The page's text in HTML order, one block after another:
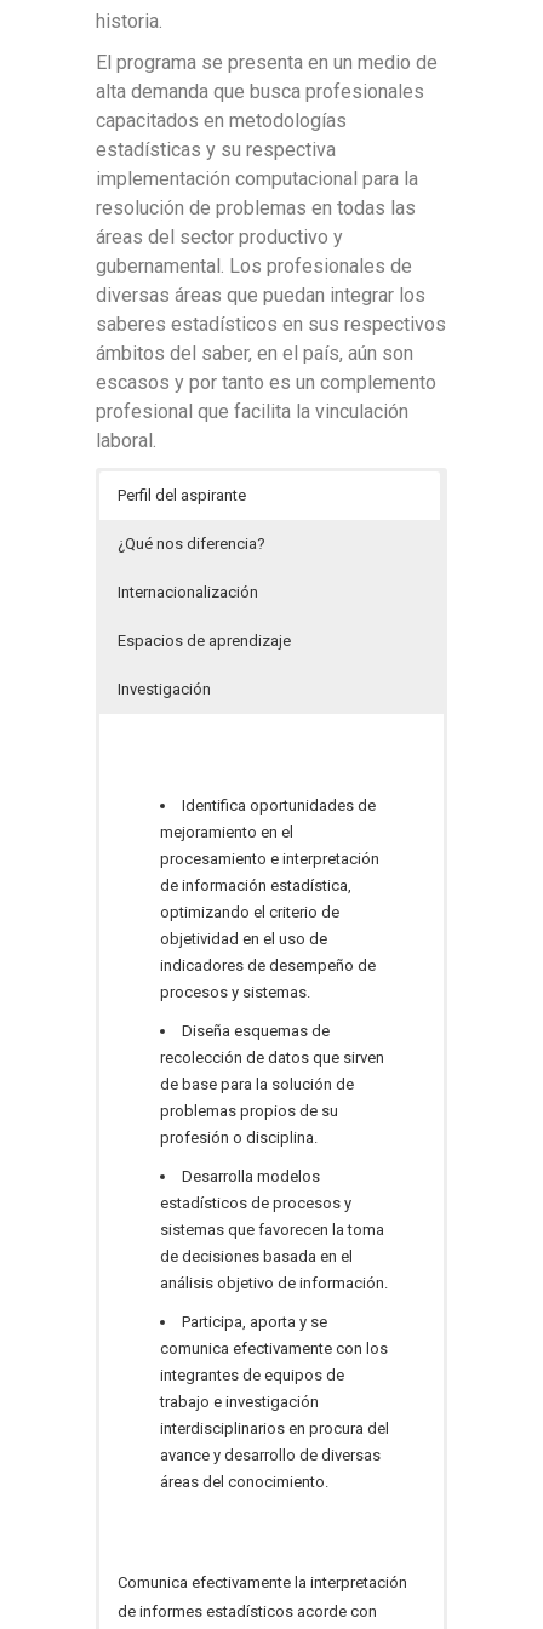
historia.
El programa se presenta en un medio de
alta demanda que busca profesionales
capacitados en metodologías
estadísticas y su respectiva
implementación computacional para la
resolución de problemas en todas las
áreas del sector productivo y
gubernamental. Los profesionales de
diversas áreas que puedan integrar los
saberes estadísticos en sus respectivos
ámbitos del saber, en el país, aún son
escasos y por tanto es un complemento
profesional que facilita la vinculación
laboral.
Perfil del aspirante
¿Qué nos diferencia?
Internacionalización
Espacios de aprendizaje
Investigación
Identifica oportunidades de
mejoramiento en el
procesamiento e interpretación
de información estadística,
optimizando el criterio de
objetividad en el uso de
indicadores de desempeño de
procesos y sistemas.
Diseña esquemas de
recolección de datos que sirven
de base para la solución de
problemas propios de su
profesión o disciplina.
Desarrolla modelos
estadísticos de procesos y
sistemas que favorecen la toma
de decisiones basada en el
análisis objetivo de información.
Participa, aporta y se
comunica efectivamente con los
integrantes de equipos de
trabajo e investigación
interdisciplinarios en procura del
avance y desarrollo de diversas
áreas del conocimiento.
Comunica efectivamente la interpretación
de informes estadísticos acorde con